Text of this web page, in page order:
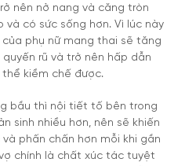
nên nở nang và căng tròn
và có sức sống hơn. Vì lúc này
phụ nữ mang thai sẽ tăng
rũ và trở nên hấp dẫn
thể kiềm chế được.
bầu thì nội tiết tố bên trong
sinh nhiều hơn, nên sẽ khiến
phấn chấn hơn mỗi khi gần
chính là chất xúc tác tuyệt